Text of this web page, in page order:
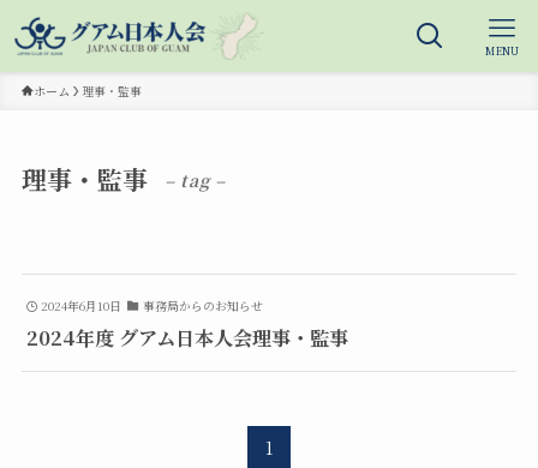
MENU
ホーム 理事・監事
理事・監事 – tag –
2024年6月10日 事務局からのお知らせ
2024年度 グアム日本人会理事・監事
1